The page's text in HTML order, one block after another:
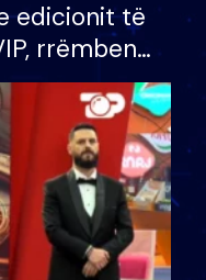
edicionit të
rrëmben
mijë eurosh